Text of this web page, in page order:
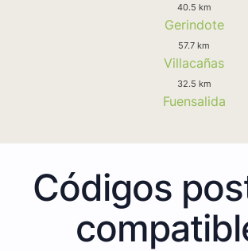
40.5 km
Gerindote
57.7 km
Villacañas
32.5 km
Fuensalida
Códigos